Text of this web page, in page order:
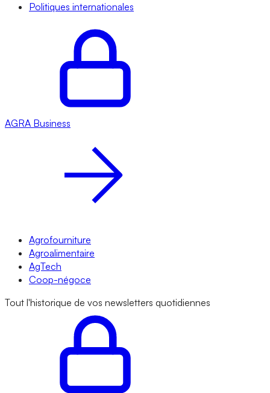
Politiques internationales
AGRA Business
Agrofourniture
Agroalimentaire
AgTech
Coop-négoce
Tout l'historique de vos newsletters quotidiennes